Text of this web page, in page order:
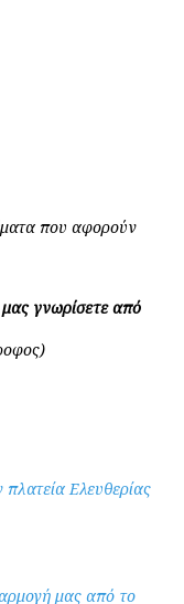
που αφορούν
μας γνωρίσετε από